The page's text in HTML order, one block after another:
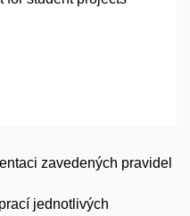
zavedených pravidel
jednotlivých